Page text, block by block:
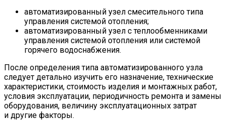
автоматизированный узел смесительного типа
управления системой отопления;
автоматизированный узел с теплообменниками
управления системой отопления или системой
горячего водоснабжения.
После определения типа автоматизированного узла
следует детально изучить его назначение, технические
характеристики, стоимость изделия и монтажных работ,
условия эксплуатации, периодичность ремонта и замены
оборудования, величину эксплуатационных затрат
и другие факторы.